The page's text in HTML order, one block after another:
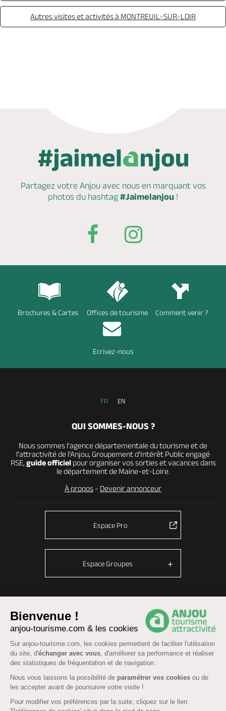
Bienvenue !
anjou-tourisme.com & les cookies
Sur anjou-tourisme.com, les cookies permettent de faciliter l'utilisation
du site, d'échanger avec vous, d'améliorer sa performance et réaliser
des statistiques de fréquentation et de navigation.
Nous vous laissons la possibilité de paramétrer vos cookies ou de
les accepter avant de poursuivre votre visite !
Pour modifier vos préférences par la suite, cliquez sur le lien
Autres visites et activités à MONTREUIL-SUR-LOIR
Partagez votre Anjou avec nous en marquantvos
photos du hashtag #Jaimelanjou !
Brochures & Cartes Offices de tourisme Comment venir ?
Ecrivez-nous
FR EN
QUI SOMMES-NOUS ?
Nous sommes l’agence départementale du tourisme et de
l’attractivité de l’Anjou, Groupement d’Intérêt Public engagé
RSE, guide officielpour organiser vos sorties et vacances dans
le département de Maine-et-Loire.
À propos - Devenir annonceur
Espace Pro
Espace Groupes
Fonctionnement du site
Mentions légales - Données personnelles-Cookies